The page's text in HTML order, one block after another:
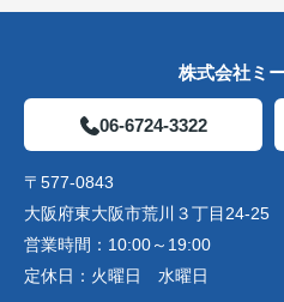
株式会社ミ
06-6724-3322
〒577-0843
大阪府東大阪市荒川３丁目24-25
営業時間： 10:00～19:00
定休日： 火曜日 水曜日